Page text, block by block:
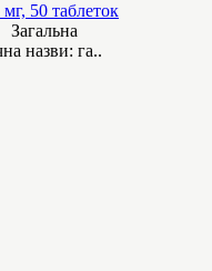
50 таблеток
назви: га..